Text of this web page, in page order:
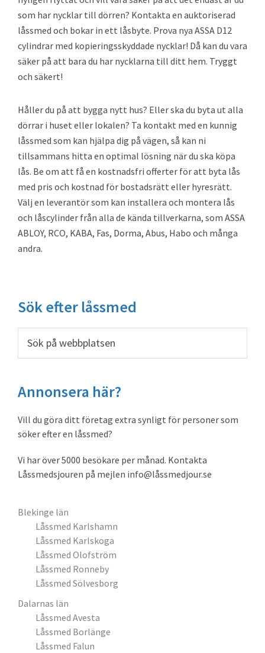
som har nycklar till dörren? Kontakta en auktoriserad
låssmed och bokar in ett låsbyte. Prova nya ASSA D12
cylindrar med kopieringsskyddade nycklar! Då kan du vara
säker på att bara du har nycklarna till ditt hem. Tryggt
och säkert!
Håller du på att bygga nytt hus? Eller ska du byta ut alla
dörrar i huset eller lokalen? Ta kontakt med en kunnig
låssmed som kan hjälpa dig på vägen, så kan ni
tillsammans hitta en optimal lösning när du ska köpa
lås. Be om att få en kostnadsfri offerter för att byta lås
med pris och kostnad för bostadsrätt eller hyresrätt.
Välj en leverantör som kan installera och montera lås
och låscylinder från alla de kända tillverkarna, som ASSA
ABLOY, RCO, KABA, Fas, Dorma, Abus, Habo och många
andra.
Primärt
sidofält
Sök efter låssmed
webbplatsen
Annonsera här?
Vill du göra ditt företag extra synligt för personer som
söker efter en låssmed?
Vi har över 5000 besökare per månad. Kontakta
Låssmedsjouren på mejlen info@låssmedjour.se
Blekinge län
Låssmed Karlshamn
Låssmed Karlskoga
Låssmed Olofström
Låssmed Ronneby
Låssmed Sölvesborg
Dalarnas län
Låssmed Avesta
Låssmed Borlänge
Låssmed Falun